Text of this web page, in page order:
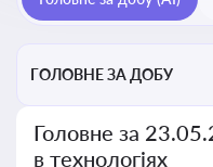
ГОЛОВНЕ ЗА ДОБУ
Головне за
в технологіях